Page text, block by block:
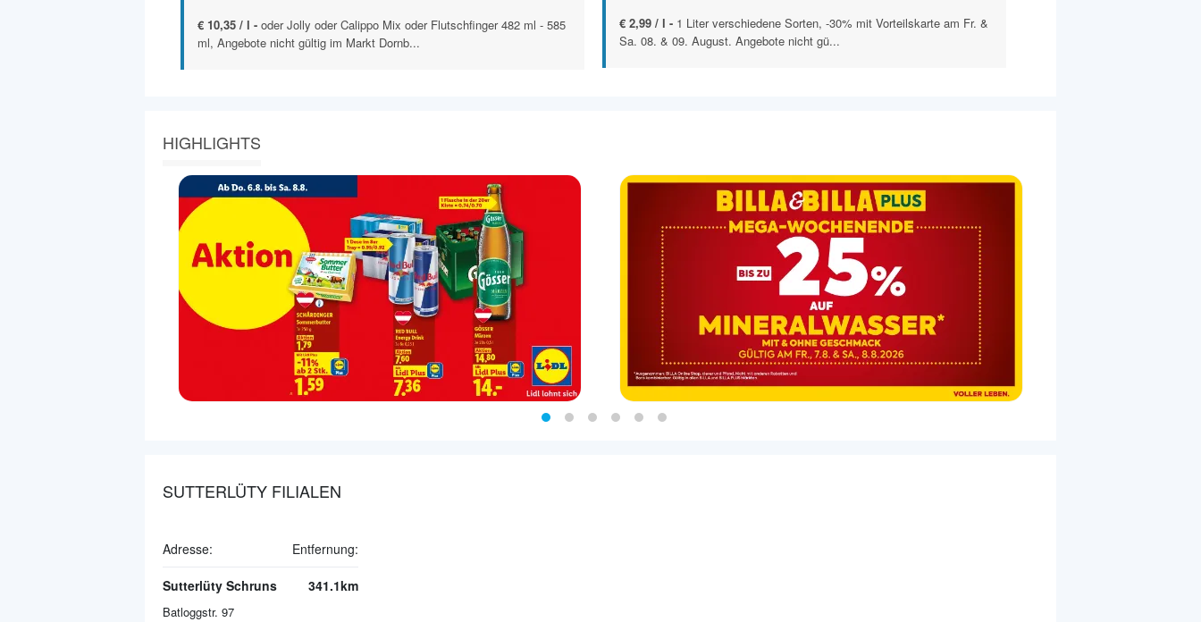
€ 10,35 / l - oder Jolly oder Calippo Mix oder Flutschfinger 482 ml - 585
ml, Angebote nicht gültig im Markt Dornb...
€ 2,99 / l - 1 Liter verschiedene Sorten, -30% mit Vorteilskarte am Fr. &
Sa. 08. & 09. August. Angebote nicht gü...
HIGHLIGHTS
SUTTERLÜTY FILIALEN
Adresse: Entfernung:
Sutterlüty Schruns
Batloggstr. 97
341.1km